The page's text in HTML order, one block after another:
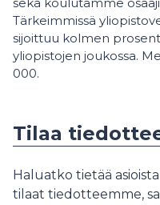
Tärkeimmissä
sijoittuu kolmen
yliopistojen joukossa.
000.
Tilaa
Haluatko tietää
tilaat tiedotteemme,